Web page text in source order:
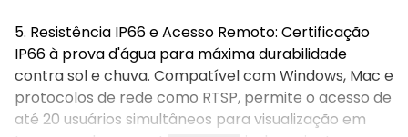
5. Resistência IP66 e Acesso Remoto: Certificação
IP66 à prova d'água para máxima durabilidade
contra sol e chuva. Compatível com Windows, Mac e
protocolos de rede como RTSP, permite o acesso de
até 20 usuários simultâneos para visualização em